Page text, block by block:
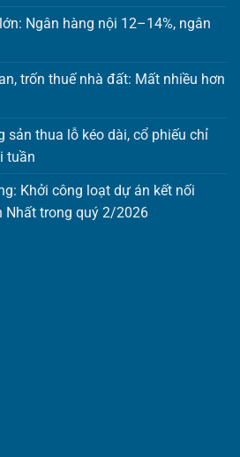
Ngân hàng nội 12–14%, ngân
trốn thuế nhà đất: Mất nhiều hơn
sản thua lỗ kéo dài, cổ phiếu chỉ
tuần
Khởi công loạt dự án kết nối
Nhất trong quý 2/2026